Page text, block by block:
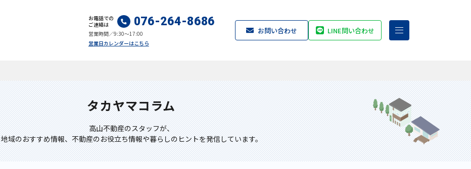
お電話での
ご連絡は
076-264-8686
営業時間／9:30～17:00
営業日カレンダーはこちら
お問い合わせ LINE問い合わせ
タカヤマコラム
高山不動産のスタッフが、
地域のおすすめ情報、不動産のお役立ち情報や暮らしのヒントを発信しています。